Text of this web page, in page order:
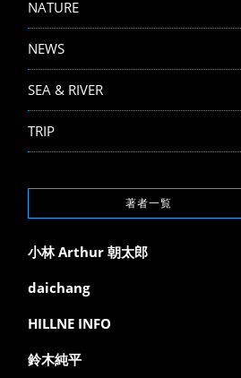
NATURE
NEWS
SEA & RIVER
TRIP
著者一覧
小林 Arthur 朝太郎
daichang
HILLNE INFO
鈴木純平